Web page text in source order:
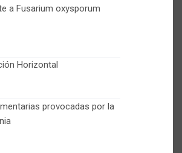
a Fusarium oxysporum
Horizontal
provocadas por la